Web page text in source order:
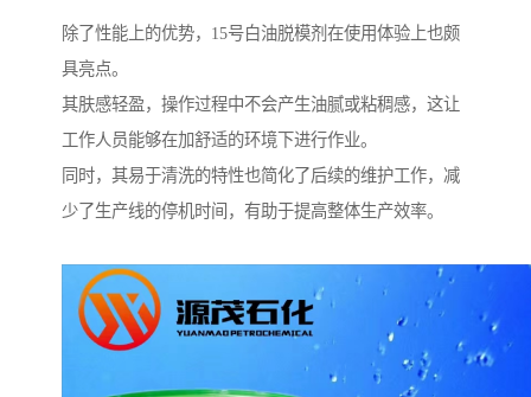
除了性能上的优势，15号白油脱模剂在使用体验上也颇
具亮点。
其肤感轻盈，操作过程中不会产生油腻或粘稠感，这让
工作人员能够在加舒适的环境下进行作业。
同时，其易于清洗的特性也简化了后续的维护工作，减
少了生产线的停机时间，有助于提高整体生产效率。